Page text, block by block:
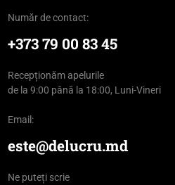
Număr de contact:
+373 79 00 83 45
Recepționăm apelurile
de la 9:00 până la 18:00, Luni-Vineri
Email:
este@delucru.md
Ne puteți scrie